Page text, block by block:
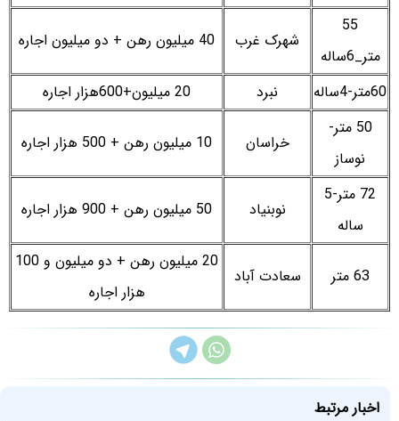
55
متر_6ساله
شهرک غرب 40 میلیون رهن + دو میلیون اجاره
60متر-4ساله نبرد
20 میلیون+600هزار اجاره
50 متر-
نوساز
خراسان 10 میلیون رهن + 500 هزار اجاره
72 متر-5
ساله
نوبنیاد 50 میلیون رهن + 900 هزار اجاره
63 متر سعادت آباد
20 میلیون رهن + دو میلیون و 100
هزار اجاره
اخبار مرتبط